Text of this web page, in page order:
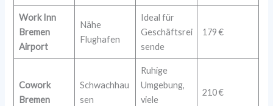
Work Inn
Bremen
Airport
Nähe
Flughafen
Ideal für
Geschäftsrei
sende
179 €
Cowork
Bremen
Schwachhau
sen
Ruhige
Umgebung,
viele
210 €